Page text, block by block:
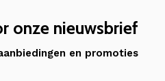
onze nieuwsbrief
en promoties